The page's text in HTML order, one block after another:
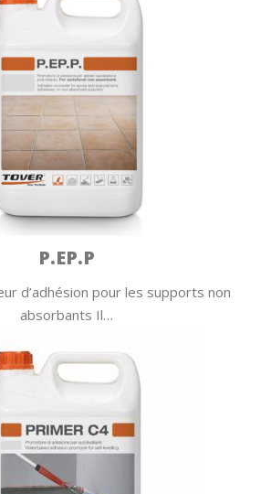
P.EP.P
d’adhésion pour les supports non
absorbants Il…